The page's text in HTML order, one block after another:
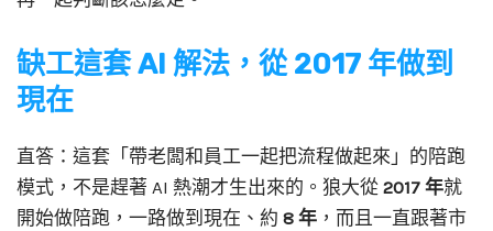
缺工這套 AI 解法，從 2017 年做到
現在
直答：這套「帶老闆和員工一起把流程做起來」的陪跑
模式，不是趕著 AI 熱潮才生出來的。狼大從 2017 年就
開始做陪跑，一路做到現在、約 8 年 ，而且一直跟著市